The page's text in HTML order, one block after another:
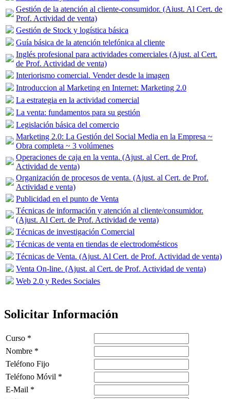
Gestión de la atención al cliente-consumidor. (Aiust. Al Cert. de
Prof. Actividad de venta)
Gestión de Stock y logística básica
Guía básica de la atención telefónica al cliente
Inglés profesional para actividades comerciales (Ajust. al Cert.
de Prof. Actividad de venta)
Interiorismo comercial. Vender desde la imagen
Introduccion al Marketing en Internet: Marketing 2.0
La estrategia en la actividad comercial
La venta: fundamentos para su gestión
Legislación básica del comercio
Marketing 2.0: La Gestión del Social Media en la Empresa ~
Obra completa ~ 3 volúmenes
Operaciones de caja en la venta. (Ajust. al Cert. de Prof.
Actividad de venta)
Organización de procesos de venta. (Ajust. al Cert. de Prof.
Actividad e venta)
Publicidad en el punto de Venta
Técnicas de información y atención al cliente/consumidor.
(Ajust. Al Cert. de Prof. Actividad de venta)
Técnicas de investigación Comercial
Técnicas de venta en tiendas de electrodomésticos
Técnicas de Venta. (Ajust. Al Cert. de Prof. Actividad de venta)
Venta On-line. (Ajust. al Cert. de Prof. Actividad de venta)
Web 2.0 y Redes Sociales
Solicitar Información
Curso *
Nombre *
Teléfono Fijo
Teléfono Móvil *
E-Mail *